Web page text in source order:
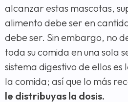
alcanzar estas mascotas,
alimento debe ser en
debe ser. Sin embargo, no
toda su comida en una sola
sistema digestivo de ellos
la comida; así que lo más
le distribuyas la dosis.